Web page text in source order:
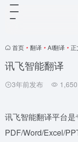
首页 • 翻译 • AI翻译 • 正
讯飞智能翻译
3年前发布 1,650
讯飞智能翻译平台
PDF/Word/Excel/